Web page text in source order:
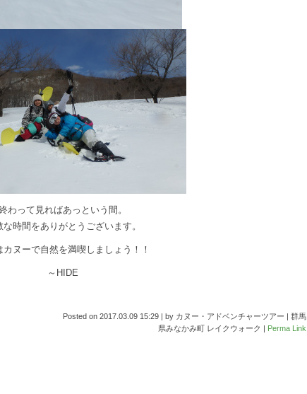
わって見ればあっという間。
な時間をありがとうございます。
カヌーで自然を満喫しましょう！！
～HIDE
Posted on 2017.03.09 15:29 by カヌー・アドベンチャーツアー | 群馬
県みなかみ町 レイクウォーク
Perma Link